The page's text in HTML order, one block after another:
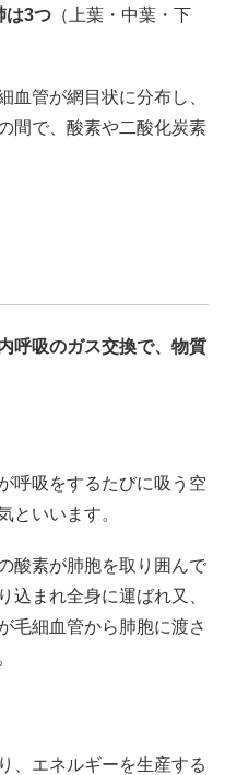
は3つ （上葉・中葉・下
血管が網目状に分布し、
間で、酸素や二酸化炭素
呼吸のガス交換で、物質
呼吸をするたびに吸う空
といいます。
酸素が肺胞を取り囲んで
込まれ全身に運ばれ又、
毛細血管から肺胞に渡さ
、エネルギーを生産する